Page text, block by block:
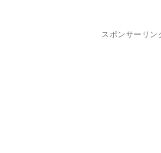
スポンサーリン